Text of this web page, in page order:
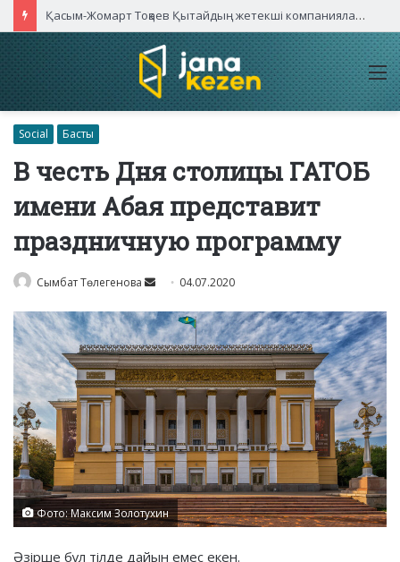
Қасым-Жомарт Тоқаев Қытайдың жетекші компаниялары басшыларымен кездесті
Social Басты
В честь Дня столицы ГАТОБ
имени Абая представит
праздничную программу
Сымбат Төлегенова
Send
email
04.07.2020
Фото: Максим Золотухин
Әзірше бұл тілде дайын емес екен.